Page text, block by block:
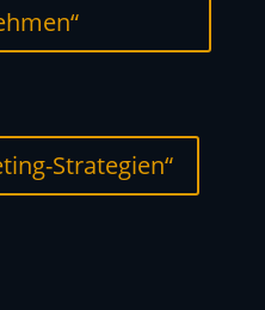
Strategien“